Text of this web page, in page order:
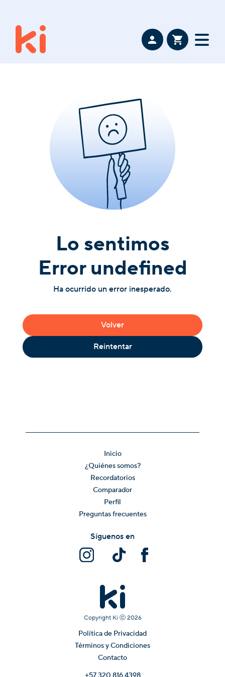
Lo sentimos
Error undefined
Ha ocurrido un error inesperado.
Volver
Reintentar
Inicio
¿Quiénes somos?
Recordatorios
Comparador
Perfil
Preguntas frecuentes
Copyright Ki ⓒ 2026
Política de Privacidad
Términos y Condiciones
Contacto
Síguenos en